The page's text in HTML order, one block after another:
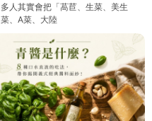
多人其實會把「萵苣、生菜、美生
菜、A菜、大陸